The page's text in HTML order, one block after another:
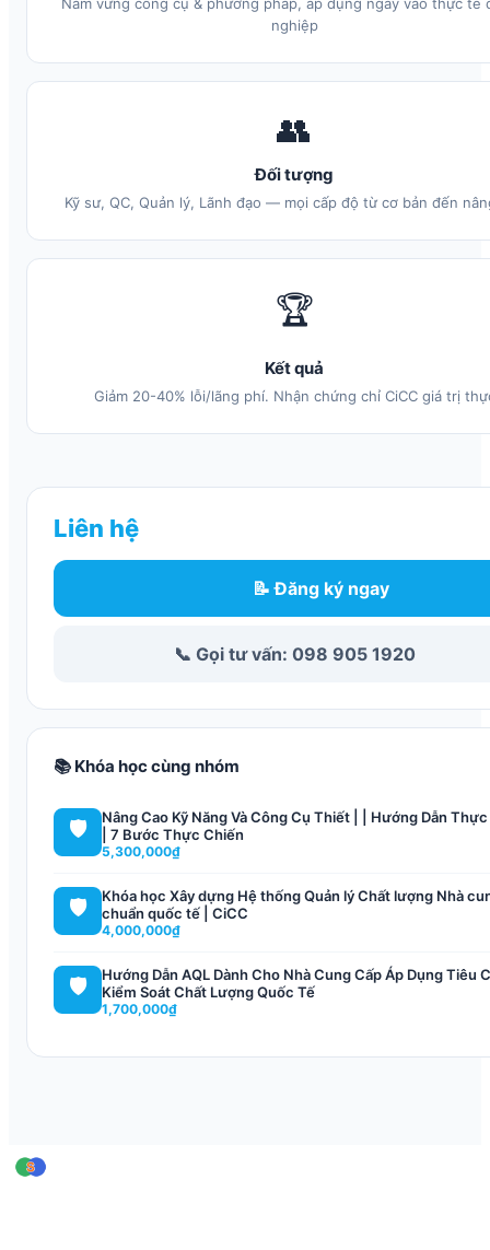
nghiệp
👥
Đối tượng
Kỹ sư, QC, Quản lý, Lãnh đạo — mọi cấp độ từ cơ bản đến
🏆
Kết quả
Giảm 20-40% lỗi/lãng phí. Nhận chứng chỉ CiCC giá trị
Liên hệ
📝 Đăng ký ngay
📞 Gọi tư vấn: 098 905 1920
📚 Khóa học cùng nhóm
🛡️
Nâng Cao Kỹ Năng Và Công Cụ Thiết | | Hướng Dẫn
| 7 Bước Thực Chiến
5,300,000₫
🛡️
Khóa học Xây dựng Hệ thống Quản lý Chất lượng Nhà
chuẩn quốc tế | CiCC
4,000,000₫
🛡️
Hướng Dẫn AQL Dành Cho Nhà Cung Cấp Áp Dụng Tiêu
Kiểm Soát Chất Lượng Quốc Tế
1,700,000₫